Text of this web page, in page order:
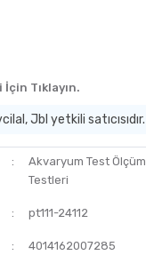
Tıklayın.
Jbl yetkili satıcısıdır.
Akvaryum Test Ölçüm
Testleri
pt111-24112
4014162007285